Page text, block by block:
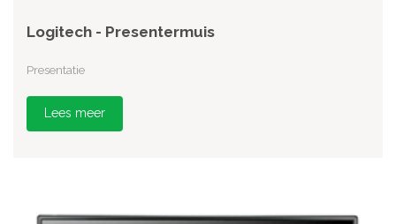
Logitech - Presentermuis
Presentatie
Lees meer